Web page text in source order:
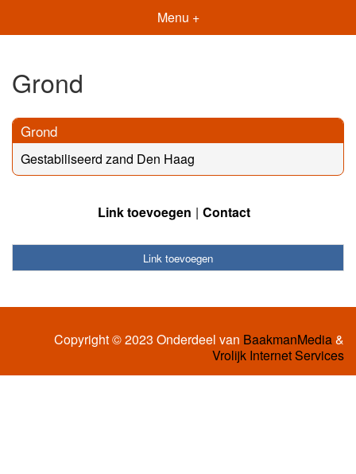
Menu +
Grond
Grond
Gestabiliseerd zand Den Haag
Link toevoegen Contact
Link toevoegen
Copyright © 2023 Onderdeel van BaakmanMedia&
Vrolijk Internet Services